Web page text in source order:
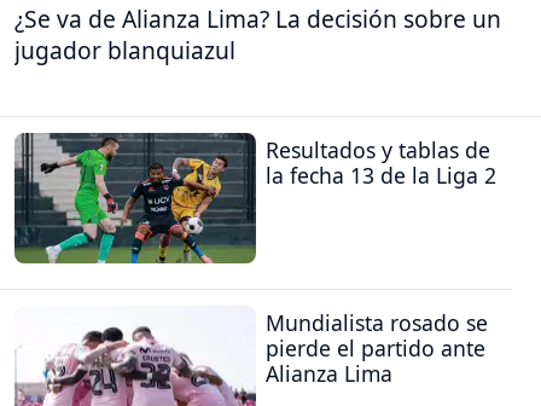
¿Se va de Alianza Lima? La decisión sobre un
jugador blanquiazul
Resultados y tablas de
la fecha 13 de la Liga 2
Mundialista rosado se
pierde el partido ante
Alianza Lima